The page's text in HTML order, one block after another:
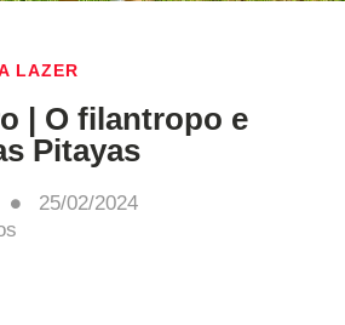
LAZER
| O filantropo e
Pitayas
25/02/2024